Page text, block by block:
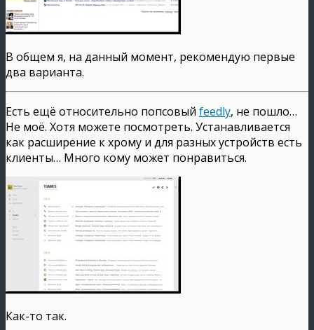
В общем я, на данный момент, рекомендую первые
два варианта.
Есть ещё относительно попсовый feedly, не пошло…
Не моё. Хотя можете посмотреть. Устанавливается
как расширение к хрому и для разных устройств есть
клиенты… Много кому может понравиться.
Как-то так.